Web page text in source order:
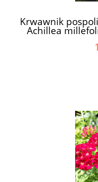
Krwawnik
Achillea